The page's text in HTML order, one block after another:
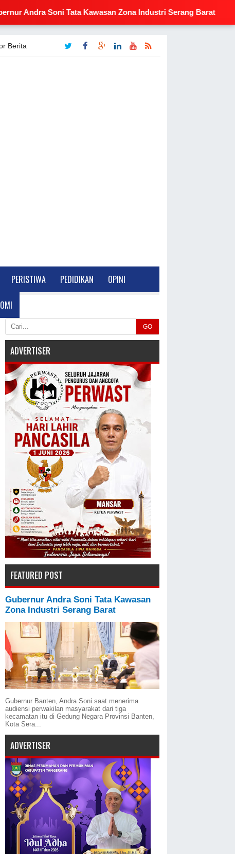
Berita
Tata Kawasan Zona Industri Serang Barat 🔥
PERISTIWA PEDIDIKAN OPINI
GO
ADVERTISER
FEATURED POST
Gubernur Andra Soni Tata Kawasan
Zona Industri Serang Barat
Gubernur Banten, Andra Soni saat menerima
audiensi perwakilan masyarakat dari tiga
kecamatan itu di Gedung Negara Provinsi Banten,
Kota Sera...
ADVERTISER